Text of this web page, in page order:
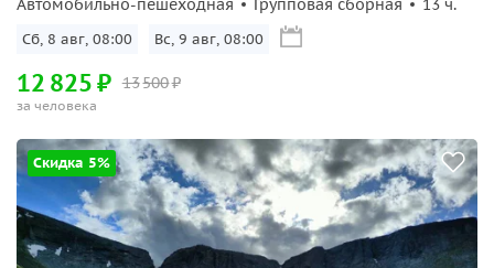
Автомобильно-пешеходная Групповая сборная 13 ч.
Сб, 8 авг, 08:00 Вс, 9 авг, 08:00
13500₽
12 825₽
за человека
Скидка 5%